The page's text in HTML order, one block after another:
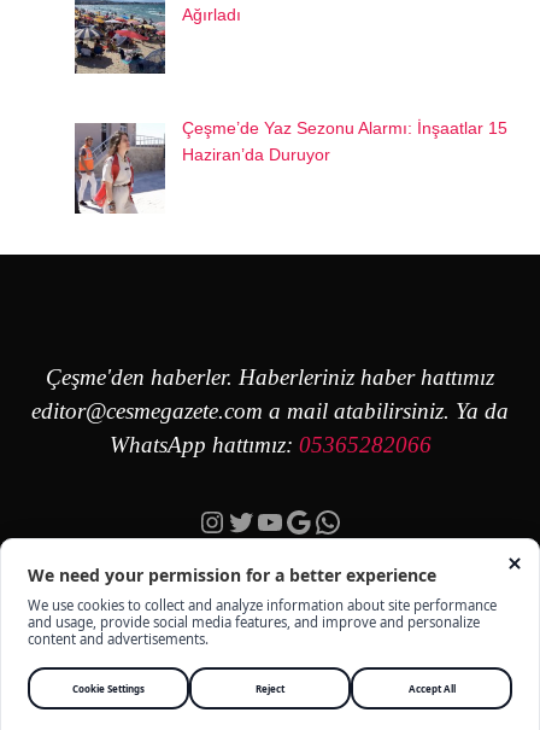
Ağırladı
Çeşme’de Yaz Sezonu Alarmı: İnşaatlar 15
Haziran’da Duruyor
Çeşme'den haberler. Haberleriniz haber hattımız
editor@cesmegazete.com a mail atabilirsiniz. Ya da
WhatsApp hattımız: 05365282066
Instagram
Twitter
YouTube
Google
https://wa.me/
ÇEŞME GAZETE - TÜM HAKKI SAKLIDIR - KÜNYE